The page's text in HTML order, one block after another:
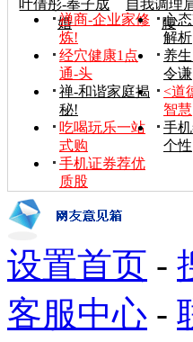
叶倩彤-奉子成
婚
自我调理
腰
禅商-企业家修
炼!
心
解析
经穴健康1点
通-头
养
令谦
禅-和谐家庭揭
秘!
<道
智慧
吃喝玩乐一站
式购
手
个性
手机证券荐优
质股
设置首页 -
客服中心 -